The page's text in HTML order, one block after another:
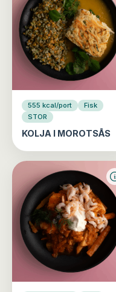
555 kcal/port
Fisk
STOR
KOLJA I MOROTSÅS